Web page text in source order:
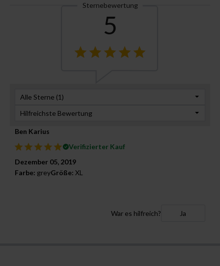
Sternebewertung
5
Alle Sterne (1)
Hilfreichste Bewertung
Ben Karius
Verifizierter Kauf
Dezember 05, 2019
Farbe: greyGröße:XL
War es hilfreich? Ja